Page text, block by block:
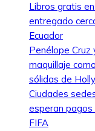
Libros gratis
entregado
Ecuador
Penélope Cruz
maquillaje
sólidas de
Ciudades
esperan
FIFA